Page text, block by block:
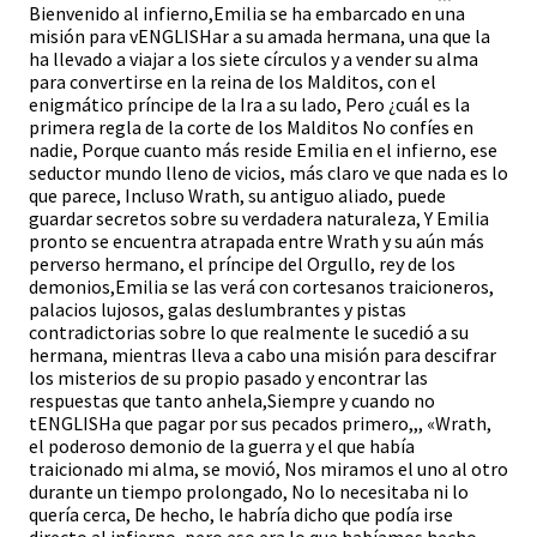
Bienvenido al infierno,Emilia se ha embarcado en una
misión para vENGLISHar a su amada hermana, una que la
ha llevado a viajar a los siete círculos y a vender su alma
para convertirse en la reina de los Malditos, con el
enigmático príncipe de la Ira a su lado, Pero ¿cuál es la
primera regla de la corte de los Malditos No confíes en
nadie, Porque cuanto más reside Emilia en el infierno, ese
seductor mundo lleno de vicios, más claro ve que nada es lo
que parece, Incluso Wrath, su antiguo aliado, puede
guardar secretos sobre su verdadera naturaleza, Y Emilia
pronto se encuentra atrapada entre Wrath y su aún más
perverso hermano, el príncipe del Orgullo, rey de los
demonios,Emilia se las verá con cortesanos traicioneros,
palacios lujosos, galas deslumbrantes y pistas
contradictorias sobre lo que realmente le sucedió a su
hermana, mientras lleva a cabo una misión para descifrar
los misterios de su propio pasado y encontrar las
respuestas que tanto anhela,Siempre y cuando no
tENGLISHa que pagar por sus pecados primero,,, «Wrath,
el poderoso demonio de la guerra y el que había
traicionado mi alma, se movió, Nos miramos el uno al otro
durante un tiempo prolongado, No lo necesitaba ni lo
quería cerca, De hecho, le habría dicho que podía irse